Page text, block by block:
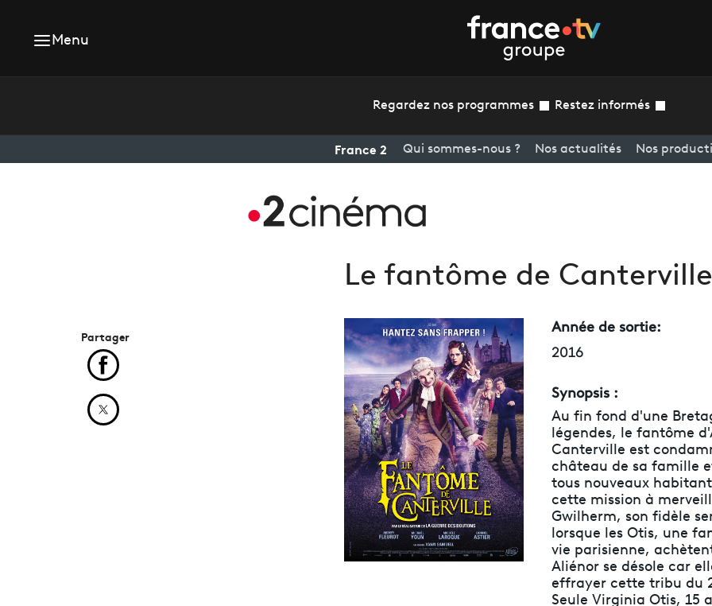
Menu
Regardez nos programmes Restez informés
France 2 Qui sommes-nous ? Nos actualités Nos
Le fantôme de Canterville
Année de sortie:
2016
Synopsis :
Au fin fond d'une
légendes, le fantôme
Canterville est
château de sa famille
tous nouveaux
cette mission à
Gwilherm, son fidèle
lorsque les Otis, une
vie parisienne,
Aliénor se désole car
effrayer cette tribu du
Seule Virginia Otis, 15
Partager
Partager cet article sur Facebook
Partager cet article sur X